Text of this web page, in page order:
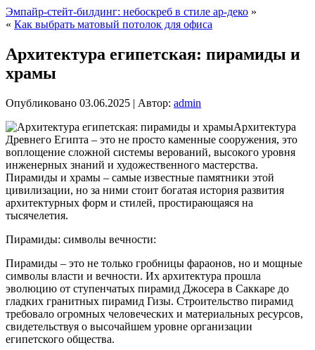
Эмпайр-стейт-билдинг: небоскреб в стиле ар-деко »
« Как выбрать матовый потолок для офиса
Архитектура египетская: пирамиды и
храмы
Опубликовано 03.06.2025 | Автор: admin
Архитектура
Древнего Египта – это не просто каменные сооружения, это
воплощение сложной системы верований, высокого уровня
инженерных знаний и художественного мастерства.
Пирамиды и храмы – самые известные памятники этой
цивилизации, но за ними стоит богатая история развития
архитектурных форм и стилей, простирающаяся на
тысячелетия.
Пирамиды: символы вечности:
Пирамиды – это не только гробницы фараонов, но и мощные
символы власти и вечности. Их архитектура прошла
эволюцию от ступенчатых пирамид Джосера в Саккаре до
гладких гранитных пирамид Гизы. Строительство пирамид
требовало огромных человеческих и материальных ресурсов,
свидетельствуя о высочайшем уровне организации
египетского общества.